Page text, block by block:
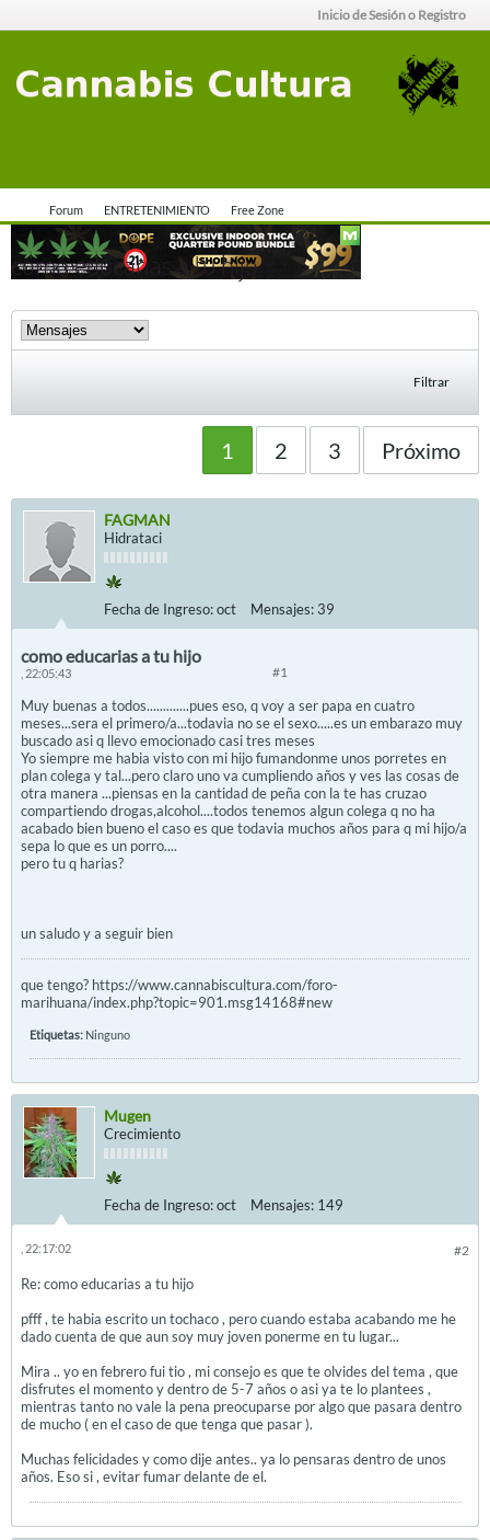
Inicio de Sesión o Registro
Forum ENTRETENIMIENTO Free Zone
como educarias a tu hijo
Filtrar
1 2 3 Próximo
FAGMAN
Hidrataci
Fecha de Ingreso:oct Mensajes:39
#1
como educarias a tu hijo
, 22:05:43
Muy buenas a todos.............pues eso, q voy a ser papa en cuatro
meses...sera el primero/a...todavia no se el sexo.....es un embarazo muy
buscado asi q llevo emocionado casi tres meses
Yo siempre me habia visto con mi hijo fumandonme unos porretes en
plan colega y tal...pero claro uno va cumpliendo años y ves las cosas de
otra manera ...piensas en la cantidad de peña con la te has cruzao
compartiendo drogas,alcohol....todos tenemos algun colega q no ha
acabado bien bueno el caso es que todavia muchos años para q mi hijo/a
sepa lo que es un porro....
pero tu q harias?
un saludo y a seguir bien
que tengo? https://www.cannabiscultura.com/foro-
marihuana/index.php?topic=901.msg14168#new
Etiquetas: Ninguno
Mugen
Crecimiento
Fecha de Ingreso:oct Mensajes: 149
#2
, 22:17:02
Re: como educarias a tu hijo
pfff , te habia escrito un tochaco , pero cuando estaba acabando me he
dado cuenta de que aun soy muy joven ponerme en tu lugar...
Mira .. yo en febrero fui tio , mi consejo es que te olvides del tema , que
disfrutes el momento y dentro de 5-7 años o asi ya te lo plantees ,
mientras tanto no vale la pena preocuparse por algo que pasara dentro
de mucho ( en el caso de que tenga que pasar ).
Muchas felicidades y como dije antes.. ya lo pensaras dentro de unos
años. Eso si , evitar fumar delante de el.